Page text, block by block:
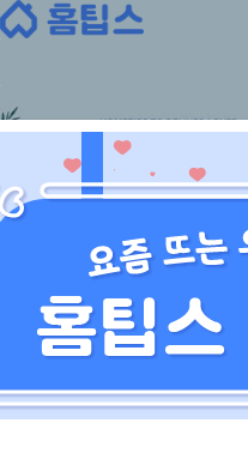
Skip
경기도